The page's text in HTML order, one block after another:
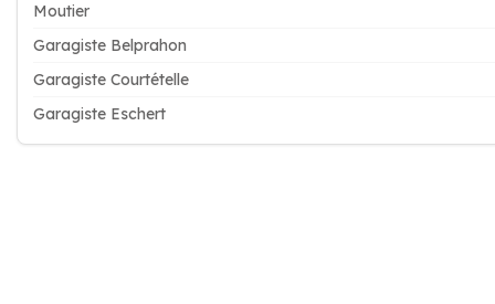
Moutier
Garagiste Belprahon
Garagiste Courtételle
Garagiste Eschert